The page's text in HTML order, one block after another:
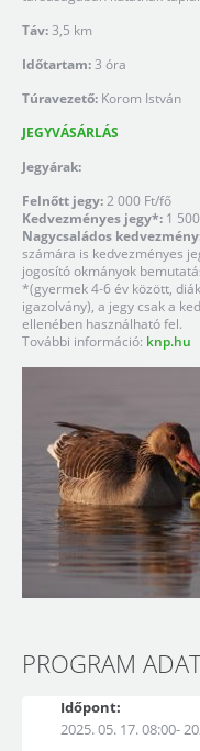
Táv:3,5 km
Időtartam:3 óra
Túravezető: Korom István
JEGYVÁSÁRLÁS
Jegyárak:
Felnőtt jegy:2 000 Ft/fő
Kedvezményes jegy*: 1
Nagycsaládos
számára is kedvezményes
jogosító okmányok
*(gyermek 4-6 év között,
igazolvány), a jegy csak a
ellenében használható fel.
További információ: knp.hu
PROGRAM
Időpont:
2025. 05. 17. 08:00-